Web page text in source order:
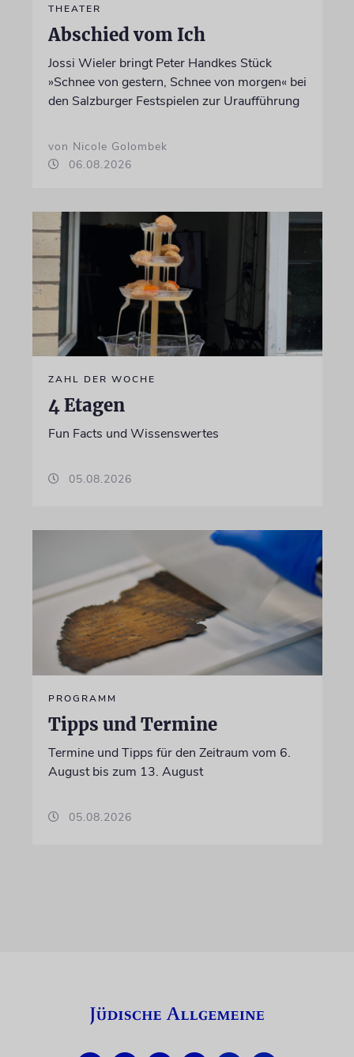
THEATER
Abschied vom Ich
Jossi Wieler bringt Peter Handkes Stück
»Schnee von gestern, Schnee von morgen« bei
den Salzburger Festspielen zur Uraufführung
von Nicole Golombek
06.08.2026
ZAHL DER WOCHE
4 Etagen
Fun Facts und Wissenswertes
05.08.2026
PROGRAMM
Tipps und Termine
Termine und Tipps für den Zeitraum vom 6.
August bis zum 13. August
05.08.2026